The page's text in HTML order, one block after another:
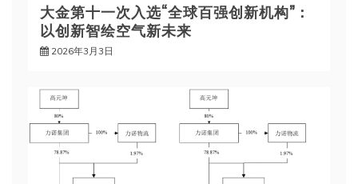
大金第十一次入选“全球百强创新机构”：
以创新智绘空气新未来
2026年3月3日